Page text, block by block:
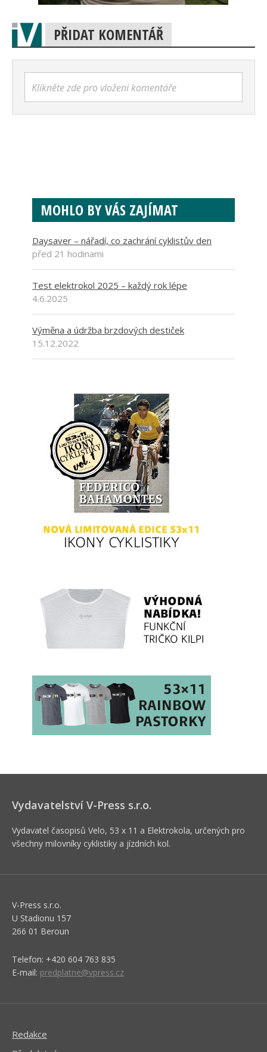
PŘIDAT KOMENTÁŘ
Klikněte zde pro vložení komentáře
MOHLO BY VÁS ZAJÍMAT
Daysaver – nářadí, co zachrání cyklistův den
před 21 hodinami
Test elektrokol 2025 – každý rok lépe
4.6.2025
Výměna a údržba brzdových destiček
15.12.2022
Vydavatelství V-Press s.r.o.
Vydavatel časopisů Velo, 53 x 11 a Elektrokola, určených pro
všechny milovníky cyklistiky a jízdních kol.
V-Press s.r.o.
U Stadionu 157
266 01 Beroun
Telefon: +420 604 763 835
E-mail: predplatne@vpress.cz
Redakce